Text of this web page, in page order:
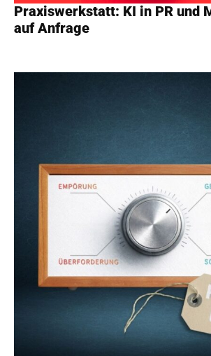
Praxiswerkstatt: KI in PR und
auf Anfrage